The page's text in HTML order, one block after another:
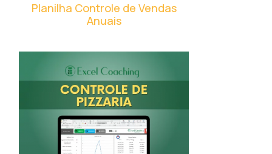
Planilha Controle de Vendas
Anuais